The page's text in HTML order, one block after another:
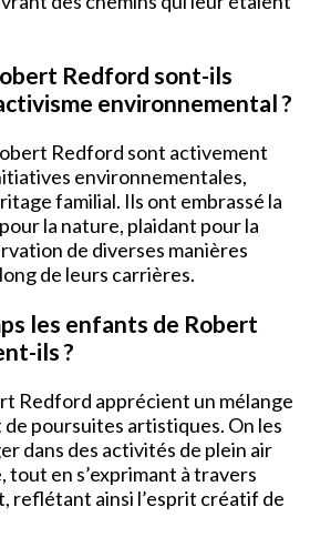
Redford sont-ils
environnemental ?
Redford sont activement
environnementales,
familial. Ils ont embrassé la
la nature, plaidant pour la
de diverses manières
de leurs carrières.
les enfants de Robert
ils ?
Redford apprécient un mélange
poursuites artistiques. On les
dans des activités de plein air
tout en s’exprimant à travers
reflétant ainsi l’esprit créatif de